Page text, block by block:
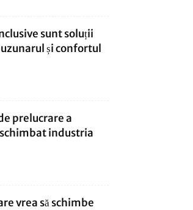
sunt soluții
și confortul
prelucrare a
industria
vrea să schimbe